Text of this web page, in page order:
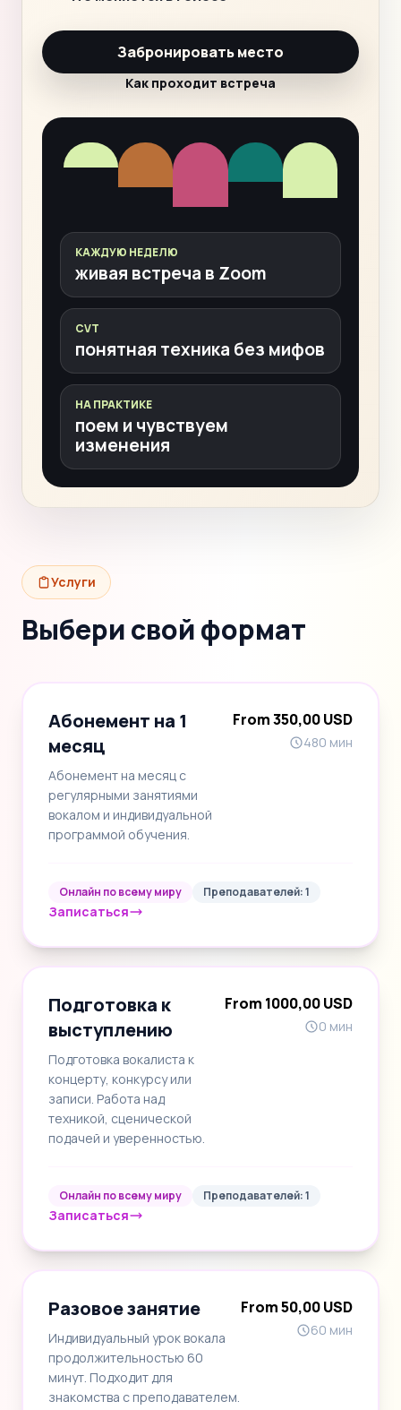
Забронировать место
Как проходит встреча
КАЖДУЮ НЕДЕЛЮ
живая встреча в Zoom
CVT
понятная техника без мифов
НА ПРАКТИКЕ
поем и чувствуем
изменения
Услуги
Выбери свой формат
Абонемент на 1
месяц
Абонемент на месяц с
регулярными занятиями
вокалом и индивидуальной
программой обучения.
From 350,00 USD
480 мин
Онлайн по всему миру Преподавателей: 1
Записаться
Подготовка к
выступлению
Подготовка вокалиста к
концерту, конкурсу или
записи. Работа над
техникой, сценической
подачей и уверенностью.
From 1000,00 USD
0 мин
Онлайн по всему миру Преподавателей: 1
Записаться
Разовое занятие
Индивидуальный урок вокала
продолжительностью 60
минут. Подходит для
знакомства с преподавателем.
From 50,00 USD
60 мин